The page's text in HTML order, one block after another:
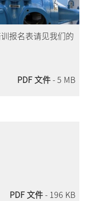
报名表请见我们的
PDF 文件- 5 MB
PDF 文件- 196 KB